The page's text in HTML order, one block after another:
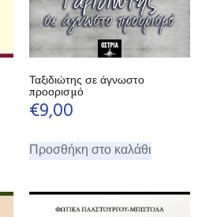
Ταξιδιώτης σε άγνωστο
προορισμό
€9,00
Προσθήκη στο καλάθι